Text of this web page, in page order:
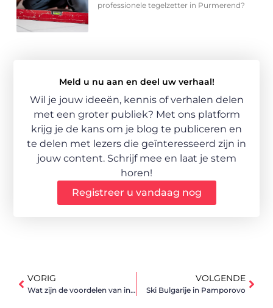
professionele tegelzetter in Purmerend?
Meld u nu aan en deel uw verhaal!
Wil je jouw ideeën, kennis of verhalen delen
met een groter publiek? Met ons platform
krijg je de kans om je blog te publiceren en
te delen met lezers die geïnteresseerd zijn in
jouw content. Schrijf mee en laat je stem
horen!
Registreer u vandaag nog
VORIG
Wat zijn de voordelen van investeren in goud?
VOLGENDE
Ski Bulgarije in Pamporovo